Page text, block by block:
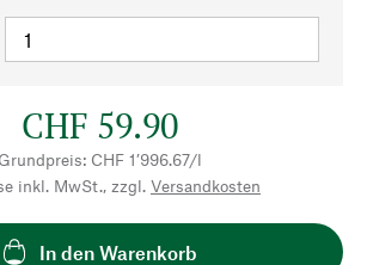
CHF 59.90
Grundpreis: CHF 1’996.67/l
inkl. MwSt., zzgl. Versandkosten
In den Warenkorb